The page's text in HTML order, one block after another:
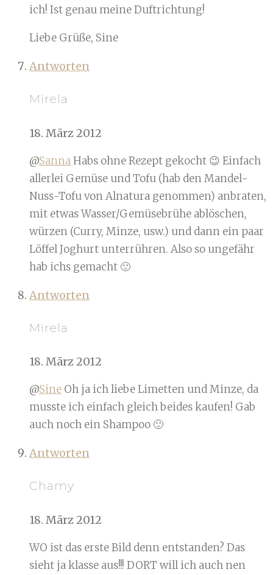
ich! Ist genau meine Duftrichtung!
Liebe Grüße, Sine
Antworten
Mirela
18. März 2012
@SannaHabs ohne Rezept gekocht 😉 Einfach
allerlei Gemüse und Tofu (hab den Mandel-
Nuss-Tofu von Alnatura genommen) anbraten,
mit etwas Wasser/Gemüsebrühe ablöschen,
würzen (Curry, Minze, usw.) und dann ein paar
Löffel Joghurt unterrühren. Also so ungefähr
hab ichs gemacht 🙂
Antworten
Mirela
18. März 2012
@Sine Oh ja ich liebe Limetten und Minze, da
musste ich einfach gleich beides kaufen! Gab
auch noch ein Shampoo 🙂
Antworten
Chamy
18. März 2012
WO ist das erste Bild denn entstanden? Das
sieht ja klasse aus!!! DORT will ich auch nen